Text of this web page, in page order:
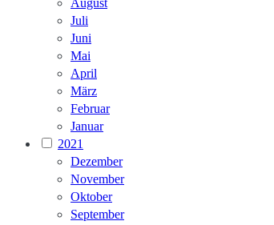
Juli
Juni
Mai
April
März
Februar
Januar
2021
Dezember
November
Oktober
September